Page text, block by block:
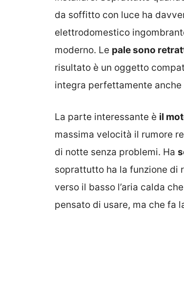
da soffitto con luce ha
elettrodomestico
moderno. Le pale sono
risultato è un oggetto
integra perfettamente
La parte interessante è il
massima velocità il rumore
di notte senza problemi. Ha
soprattutto ha la funzione di
verso il basso l’aria calda
pensato di usare, ma che fa